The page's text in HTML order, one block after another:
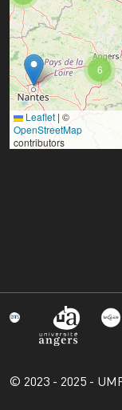
6
Leaflet | ©
OpenStreetMap
contributors
© 2023 - 2025 -